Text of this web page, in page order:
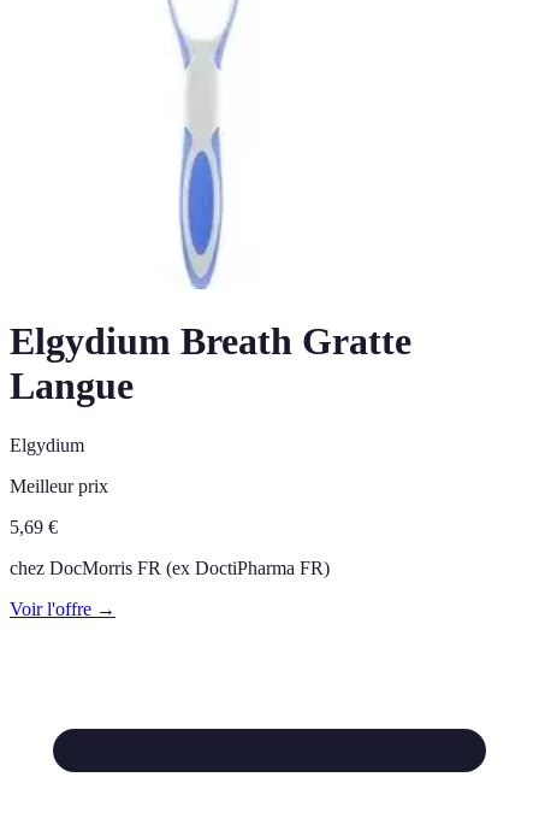
Elgydium Breath Gratte
Langue
Elgydium
Meilleur prix
5,69 €
chez DocMorris FR (ex DoctiPharma FR)
Voir l'offre →